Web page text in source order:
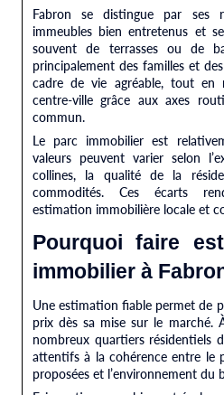
Fabron se distingue par ses
immeubles bien entretenus et
souvent de terrasses ou de
principalement des familles et
cadre de vie agréable, tout en
centre-ville grâce aux axes
commun.
Le parc immobilier est
valeurs peuvent varier selon
collines, la qualité de la
commodités. Ces écarts
estimation immobilière locale et
Pourquoi faire
immobilier à
Une estimation fiable permet de
prix dès sa mise sur le marché.
nombreux quartiers résidentiels
attentifs à la cohérence entre le
proposées et l’environnement du